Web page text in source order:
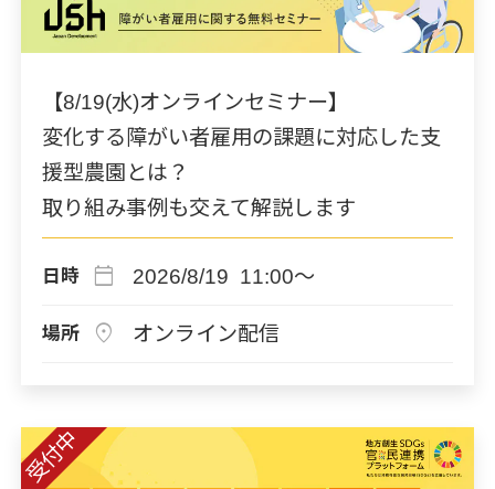
【8/19(水)オンラインセミナー】
変化する障がい者雇用の課題に対応した支
援型農園とは？
取り組み事例も交えて解説します
日時 calendar_today 2026/8/19 11:00～
場所 location_on オンライン配信
受付中